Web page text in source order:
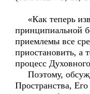
«Как теперь
принципиальной
приемлемы все
приостановить, а
процесс
Поэтому,
Пространства,